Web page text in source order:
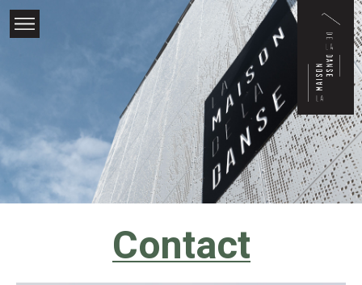
×
Contact